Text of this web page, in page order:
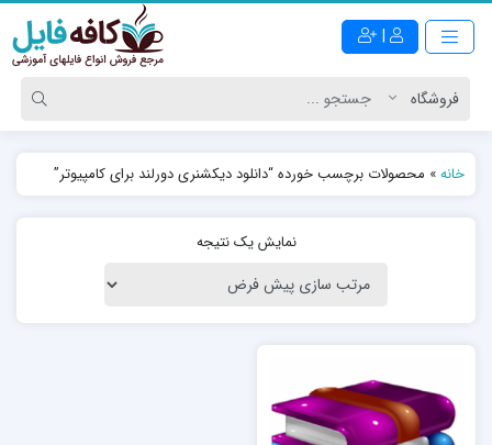
|
خانه» محصولات برچسب خورده “دانلود دیکشنری دورلند برای کامپیوتر”
نمایش یک نتیجه